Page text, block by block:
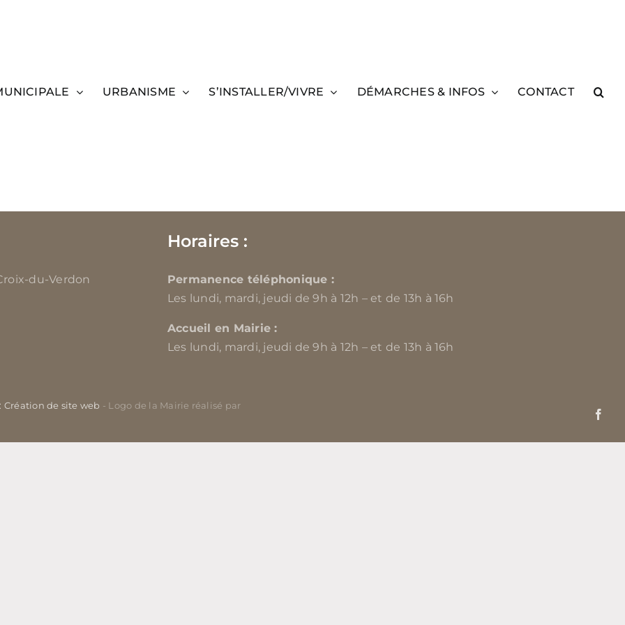
URBANISME S’INSTALLER/VIVRE DÉMARCHES & INFOS CONTACT
du-Verdon
Horaires :
Permanence téléphonique :
Les lundi, mardi, jeudi de 9h à 12h – et de 13h à 16h
Accueil en Mairie :
Les lundi, mardi, jeudi de 9h à 12h – et de 13h à 16h
Création de site web - Logo de la Mairie réalisé par